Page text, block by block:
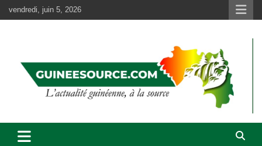
au
vendredi, juin 5, 2026